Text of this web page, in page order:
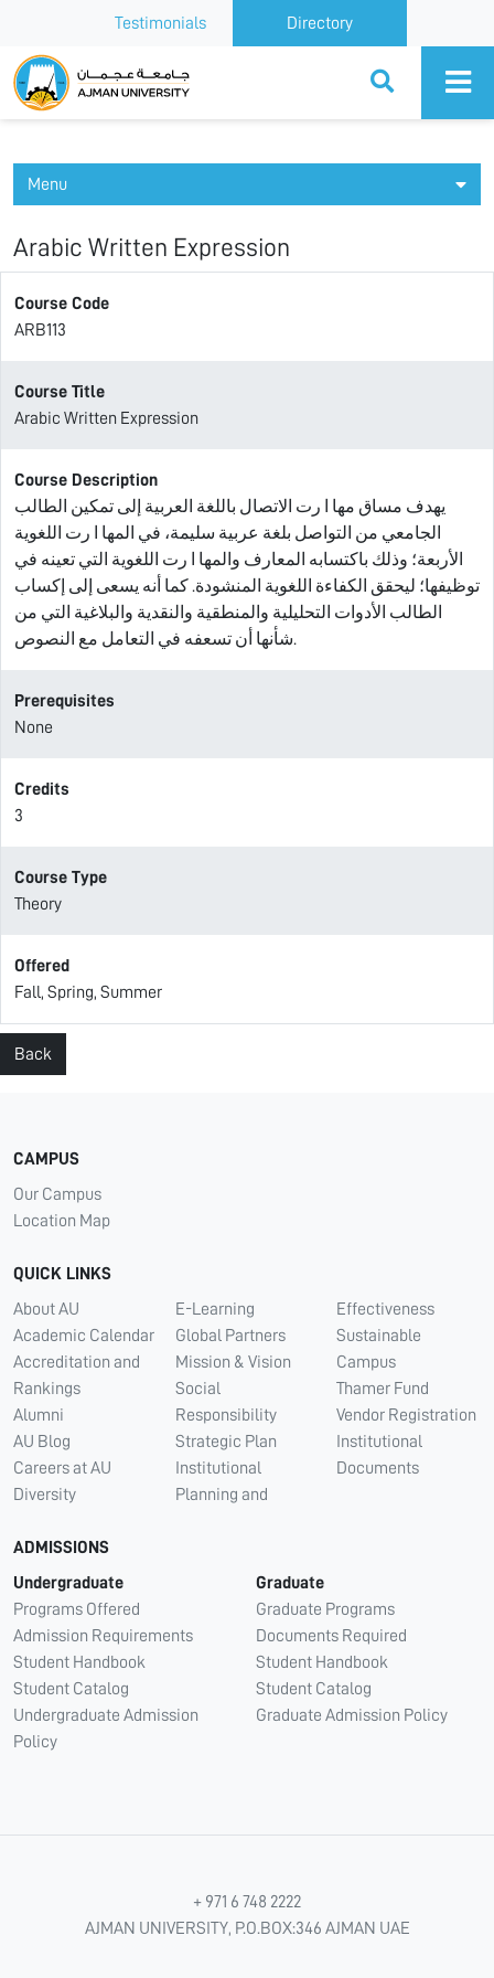
Testimonials Directory
Ajman University
Menu
Arabic Written Expression
Course Code
ARB113
Course Title
Arabic Written Expression
Course Description
يهدف مساق مها ا رت الاتصال باللغة العربية إلى تمكين الطالب
الجامعي من التواصل بلغة عربية سليمة، في المها ا رت اللغوية
الأربعة؛ وذلك باكتسابه المعارف والمها ا رت اللغوية التي تعينه في
توظيفها؛ ليحقق الكفاءة اللغوية المنشودة. كما أنه يسعى إلى إكساب
الطالب الأدوات التحليلية والمنطقية والنقدية والبلاغية التي من
شأنها أن تسعفه في التعامل مع النصوص.
Prerequisites
None
Credits
3
Course Type
Theory
Offered
Fall, Spring, Summer
Back
CAMPUS
Our Campus
Location Map
QUICK LINKS
About AU
Academic Calendar
Accreditation and
Rankings
Alumni
AU Blog
Careers at AU
Diversity
E-Learning
Global Partners
Mission & Vision
Social
Responsibility
Strategic Plan
Institutional
Planning and
Effectiveness
Sustainable
Campus
Thamer Fund
Vendor Registration
Institutional
Documents
ADMISSIONS
Undergraduate
Programs Offered
Admission Requirements
Student Handbook
Student Catalog
Undergraduate Admission
Policy
Graduate
Graduate Programs
Documents Required
Student Handbook
Student Catalog
Graduate Admission Policy
+ 971 6 748 2222
AJMAN UNIVERSITY, P.O.BOX:346 AJMAN UAE